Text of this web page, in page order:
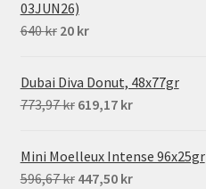
03JUN26)
640kr Det
priset
var:
20 krDet
priset
är:
Dubai Diva Donut, 48x77gr
773,97kr Det
priset
var:
619,17 krDet
priset
Mini Moelleux Intense 96x25gr
596,67kr Det
447,50 krDet